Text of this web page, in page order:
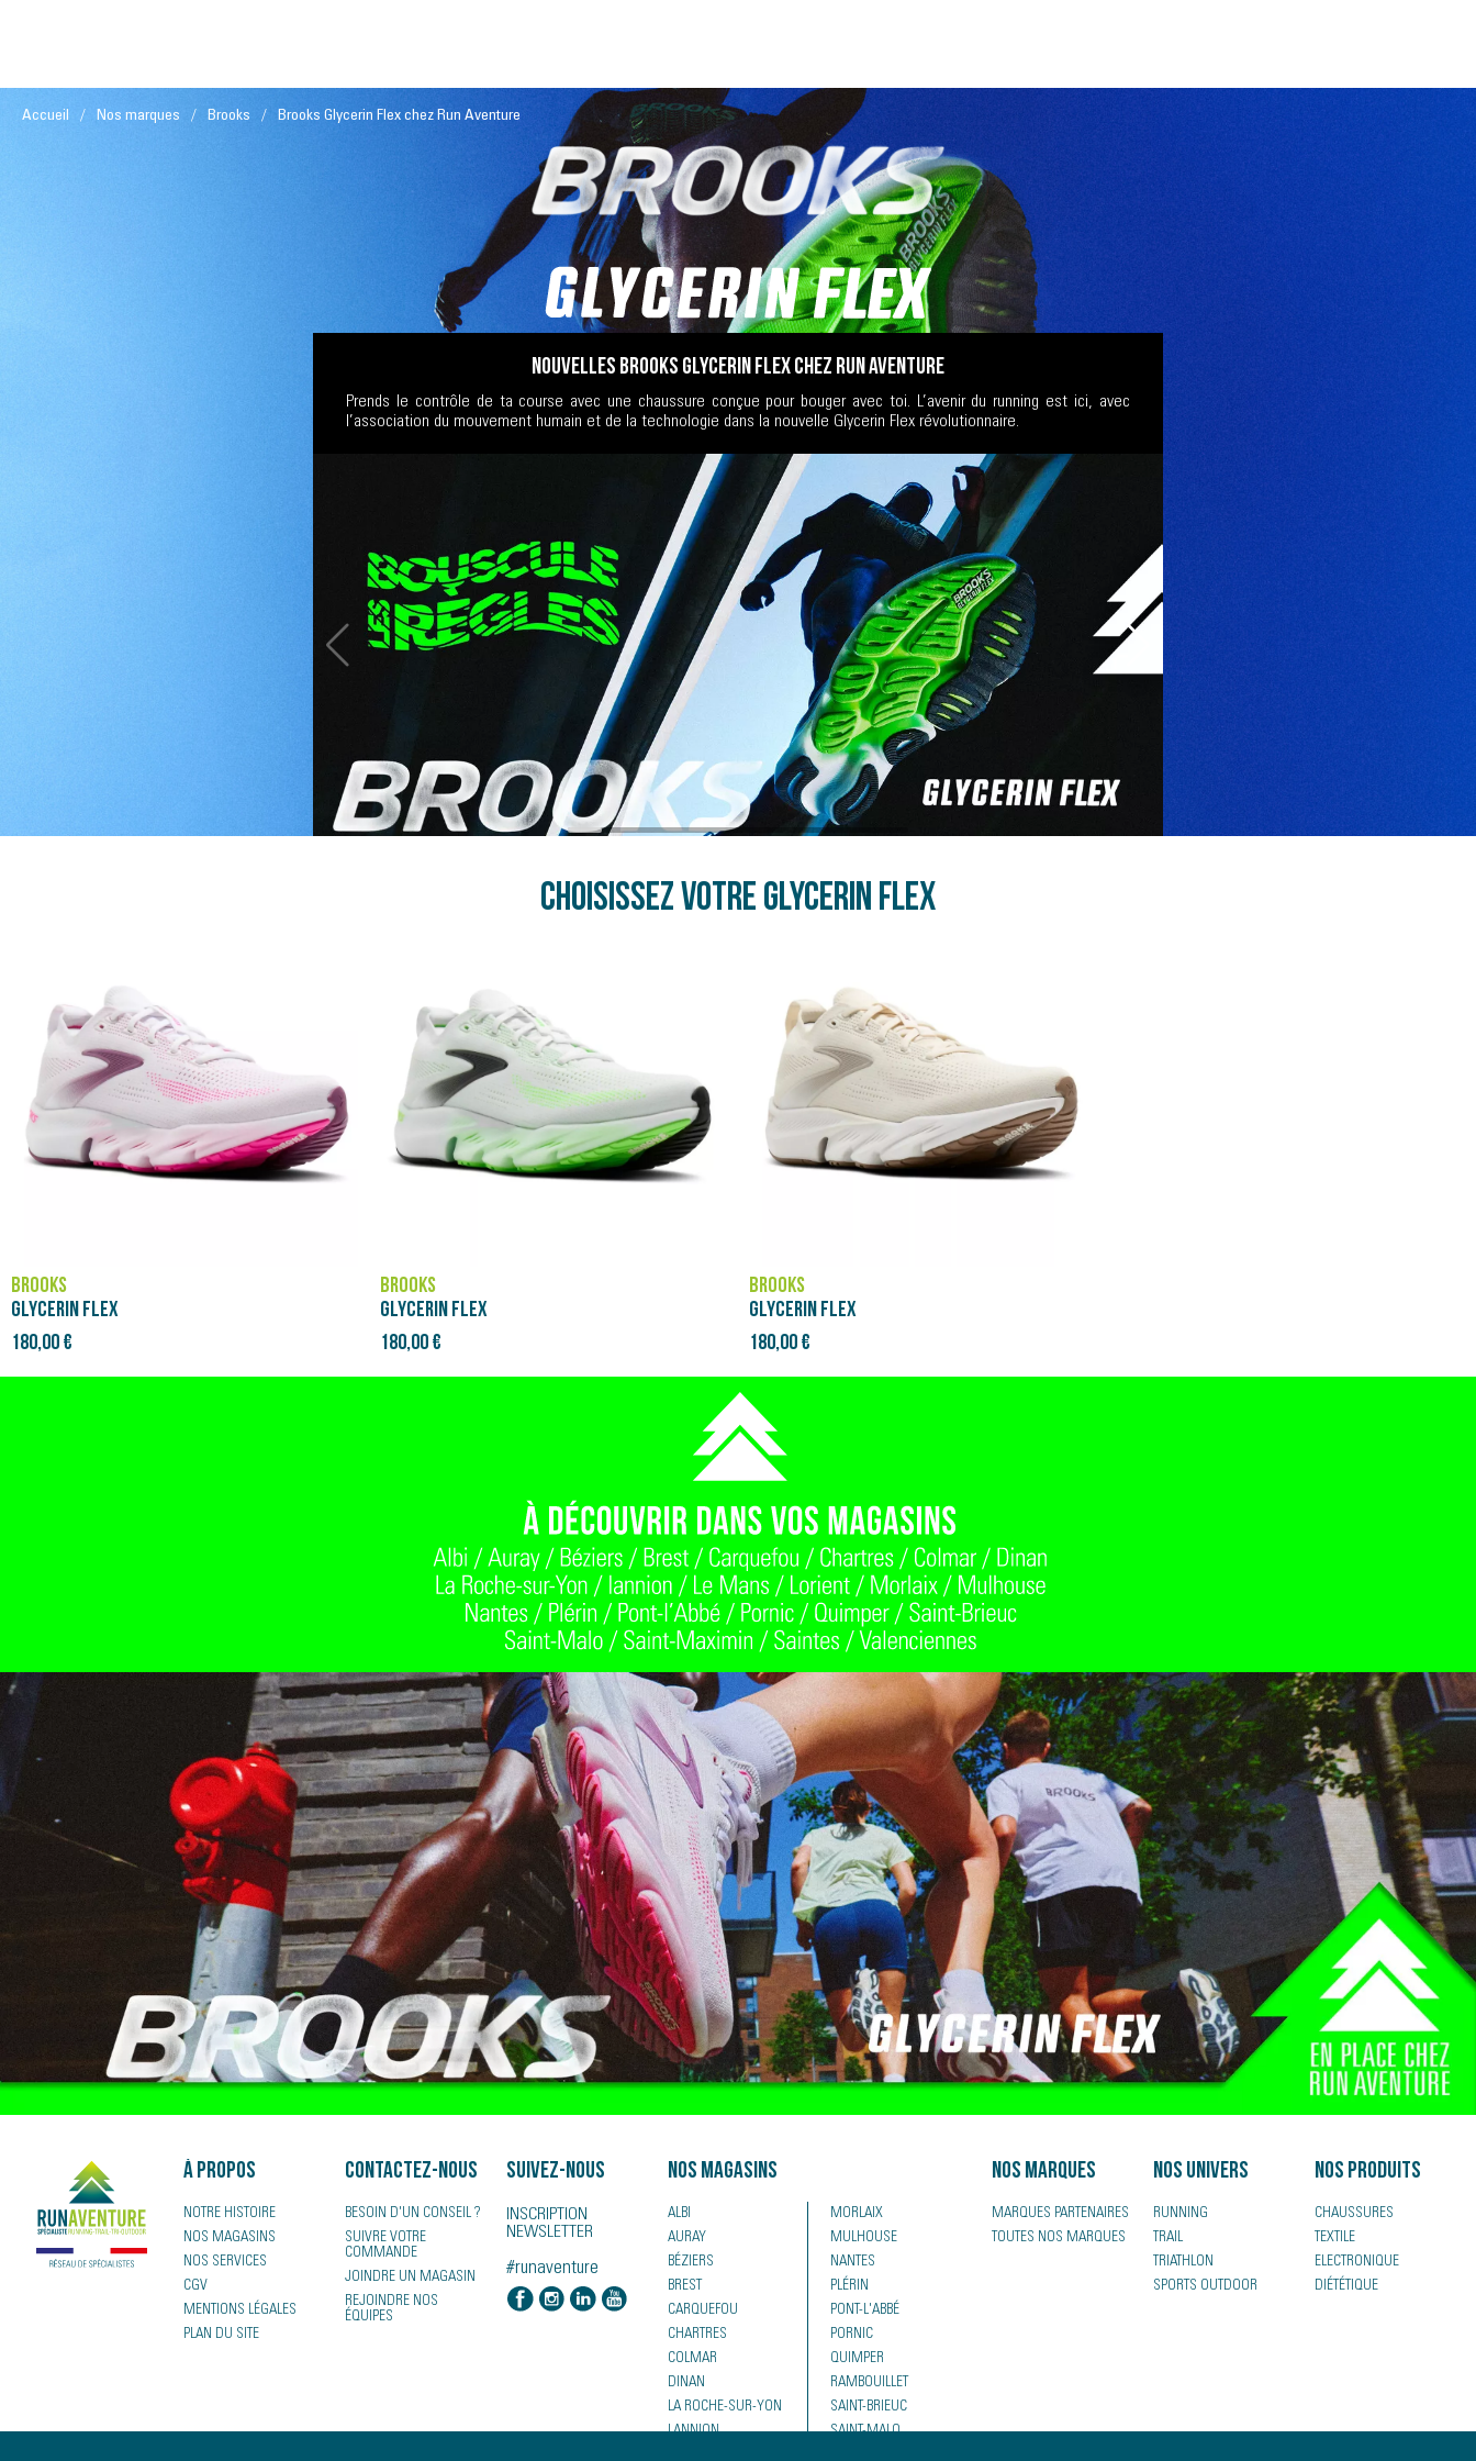
Accueil Nos marques Brooks Brooks Glycerin Flex chez Run Aventure
NOUVELLES BROOKS GLYCERIN FLEX CHEZ RUN AVENTURE
Prends le contrôle de ta course avec une chaussure conçue pour bouger avec toi. L’avenir du running est ici, avec
l’association du mouvement humain et de la technologie dans la nouvelle Glycerin Flex révolutionnaire.
Choisissez votre Glycerin Flex
BROOKS
GLYCERIN FLEX
180,00 €
BROOKS
GLYCERIN FLEX
180,00 €
BROOKS
GLYCERIN FLEX
180,00 €
À propos
NOTRE HISTOIRE
NOS MAGASINS
NOS SERVICES
CGV
MENTIONS LÉGALES
PLAN DU SITE
Contactez-nous
BESOIN D'UN CONSEIL ?
SUIVRE VOTRE
COMMANDE
JOINDRE UN MAGASIN
REJOINDRE NOS
ÉQUIPES
Suivez-nous
INSCRIPTION
NEWSLETTER
#runaventure
Nos magasins
ALBI
AURAY
BÉZIERS
BREST
CARQUEFOU
CHARTRES
COLMAR
DINAN
LA ROCHE-SUR-YON
LANNION
MORLAIX
MULHOUSE
NANTES
PLÉRIN
PONT-L'ABBÉ
PORNIC
QUIMPER
RAMBOUILLET
SAINT-BRIEUC
SAINT-MALO
Nos marques
MARQUES PARTENAIRES
TOUTES NOS MARQUES
Nos univers
RUNNING
TRAIL
TRIATHLON
SPORTS OUTDOOR
Nos produits
CHAUSSURES
TEXTILE
ELECTRONIQUE
DIÉTÉTIQUE